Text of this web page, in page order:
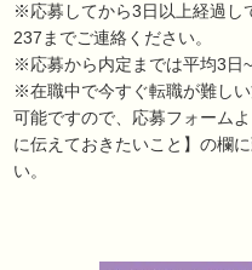
※応募してから3日以上経過し
237までご連絡ください。
※応募から内定までは平均3日
※在職中で今すぐ転職が難し
可能ですので、応募フォーム
に伝えておきたいこと】の欄
い。